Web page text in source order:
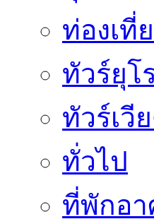
ท่องเที่
ทัวร์ยุโ
ทัวร์เวี
ทั่วไป
ที่พักอา